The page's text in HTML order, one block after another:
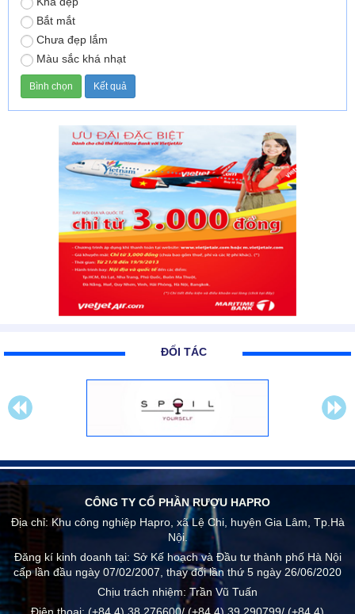
Bắt mắt
Chưa đẹp lắm
Màu sắc khá nhạt
ĐỐI TÁC
CÔNG TY CỔ PHẦN RƯỢU HAPRO
Địa chỉ:Khu công nghiệp Hapro, xã Lệ Chi, huyện Gia Lâm, Tp.Hà
Nội.
Đăng kí kinh doanh tại: Sở Kế hoạch và Đầu tư thành phố Hà Nội
cấp lần đầu ngày 07/02/2007, thay đổi lần thứ 5 ngày 26/06/2020
Chịu trách nhiệm:Trần Vũ Tuấn